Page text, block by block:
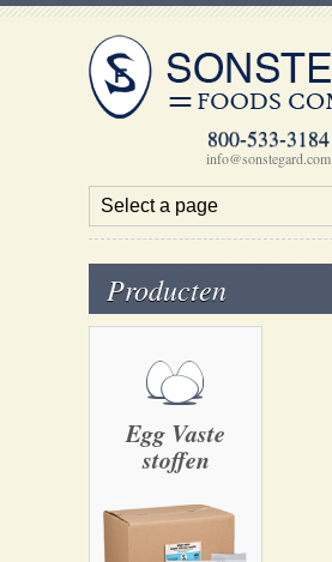
800-533-3184
info@sonstegard.com
Producten
Egg Vaste
stoffen